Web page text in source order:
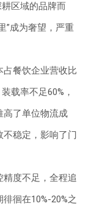
区域的品牌而
”成为奢望，严重
占餐饮企业营收比
载率不足60%，
高了单位物流成
稳定，影响了门
度不足，全程追
徊在10%-20%之